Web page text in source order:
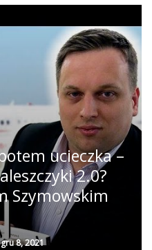
ucieczka –
2.0?
Szymowskim
gru 8, 2021